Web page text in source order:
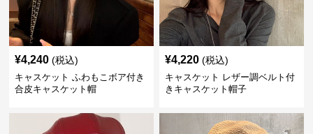
¥4,240 (税込)
キャスケット ふわもこボア付き
合皮キャスケット帽
¥4,220 (税込)
キャスケット レザー調ベルト付
きキャスケット帽子